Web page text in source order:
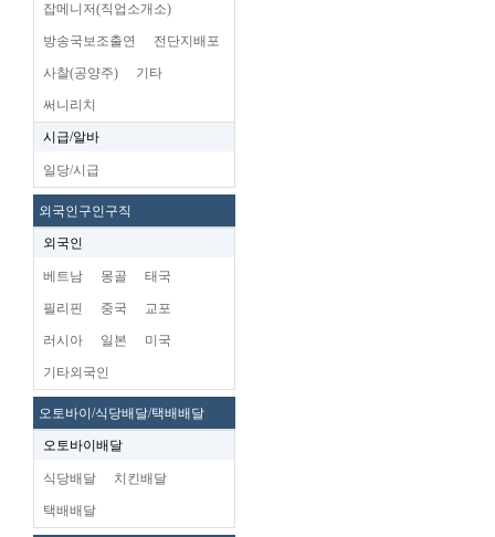
잡메니저(직업소개소)
방송국보조출연 전단지배포
사찰(공양주) 기타
써니리치
시급/알바
일당/시급
외국인구인구직
외국인
베트남 몽골 태국
필리핀 중국 교포
러시아 일본 미국
기타외국인
오토바이/식당배달/택배배달
오토바이배달
식당배달 치킨배달
택배배달